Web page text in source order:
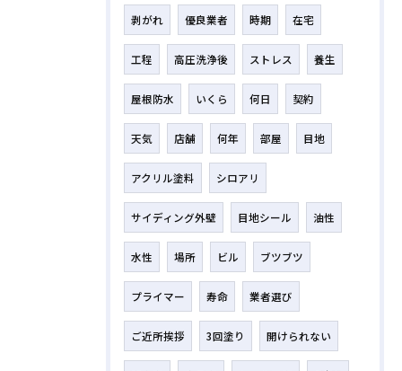
剥がれ 優良業者 時期 在宅
工程 高圧洗浄後 ストレス 養生
屋根防水 いくら 何日 契約
天気 店舗 何年 部屋 目地
アクリル塗料 シロアリ
サイディング外壁 目地シール 油性
水性 場所 ビル ブツブツ
プライマー 寿命 業者選び
ご近所挨拶 3回塗り 開けられない